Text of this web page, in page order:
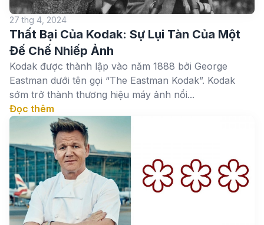
27 thg 4, 2024
Thất Bại Của Kodak: Sự Lụi Tàn Của Một
Đế Chế Nhiếp Ảnh
Kodak được thành lập vào năm 1888 bởi George
Eastman dưới tên gọi “The Eastman Kodak”. Kodak
sớm trở thành thương hiệu máy ảnh nổi...
Đọc thêm